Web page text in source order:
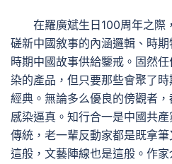
在羅廣斌生日100周年之際
磋新中國敘事的內涵邏輯、時
時期中國故事供給鑒戒。固然
染的產品，但只要那些會聚了
經典。無論多么優良的傍觀者
感染逼真。知行合一是中國共
傳統，老一輩反動家都是既拿
這般，文藝陣線也是這般。作